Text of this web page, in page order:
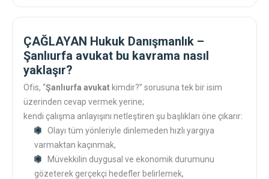
ÇAĞLAYAN Hukuk Danışmanlık –
Şanlıurfa avukat bu kavrama nasıl
yaklaşır?
Ofis, “Şanlıurfa avukat kimdir?” sorusuna tek bir isim
üzerinden cevap vermek yerine;
kendi çalışma anlayışını netleştiren şu başlıkları öne çıkarır:
Olayı tüm yönleriyle dinlemeden hızlı yargıya
varmaktan kaçınmak,
Müvekkilin duygusal ve ekonomik durumunu
gözeterek gerçekçi hedefler belirlemek,